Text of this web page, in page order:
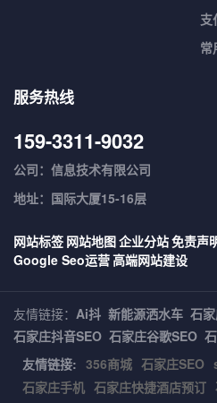
支
常
服务热线
159-3311-9032
公司：信息技术有限公司
地址：国际大厦15-16层
网站标签 网站地图企业分站免责声
Google Seo运营高端网站建设
友情链接： Ai抖 新能源洒水车 石
石家庄抖音SEO 石家庄谷歌SEO
友情链接: 356商城 石家庄SEO
石家庄手机 石家庄快捷酒店预订